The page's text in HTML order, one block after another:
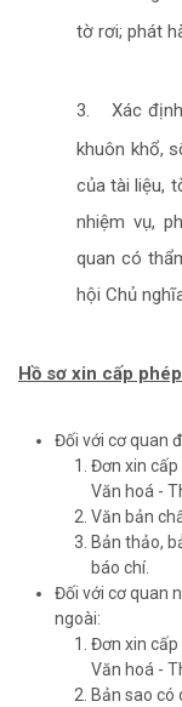
tờ rơi; phát
3.
Xác
khuôn khổ,
của tài liệu,
nhiệm vụ,
quan có
hội Chủ
Hồ sơ xin cấp
Đối với cơ quan
Đơn xin
Văn hoá -
Văn bản
Bản thảo,
báo chí.
Đối với cơ quan
ngoài:
Đơn xin
Văn hoá -
Bản sao có